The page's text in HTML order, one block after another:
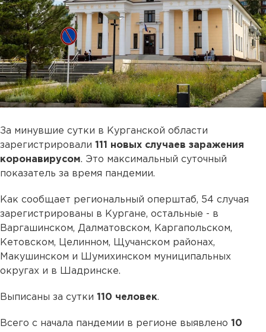
За минувшие сутки в Курганской области
зарегистрировали 111 новых случаев заражения
коронавирусом. Это максимальный суточный
показатель за время пандемии.
Как сообщает региональный оперштаб, 54 случая
зарегистрированы в Кургане, остальные - в
Варгашинском, Далматовском, Каргапольском,
Кетовском, Целинном, Щучанском районах,
Макушинском и Шумихинском муниципальных
округах и в Шадринске.
Выписаны за сутки 110 человек.
Всего с начала пандемии в регионе выявлено 10